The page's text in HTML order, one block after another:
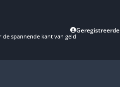
spannende kant van geld